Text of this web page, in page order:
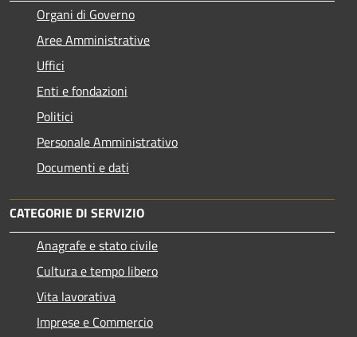
Organi di Governo
Aree Amministrative
Uffici
Enti e fondazioni
Politici
Personale Amministrativo
Documenti e dati
CATEGORIE DI SERVIZIO
Anagrafe e stato civile
Cultura e tempo libero
Vita lavorativa
Imprese e Commercio